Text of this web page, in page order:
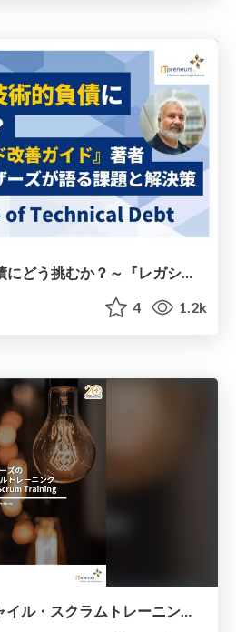
システムの技術的負債にどう挑むか？～『レガシーコード改善ガイド』著者マイケル・フェザーズが語る課題と解決策～
4 1.2k
ITプレナーズのアジャイル・スクラムトレーニング 紹介資料